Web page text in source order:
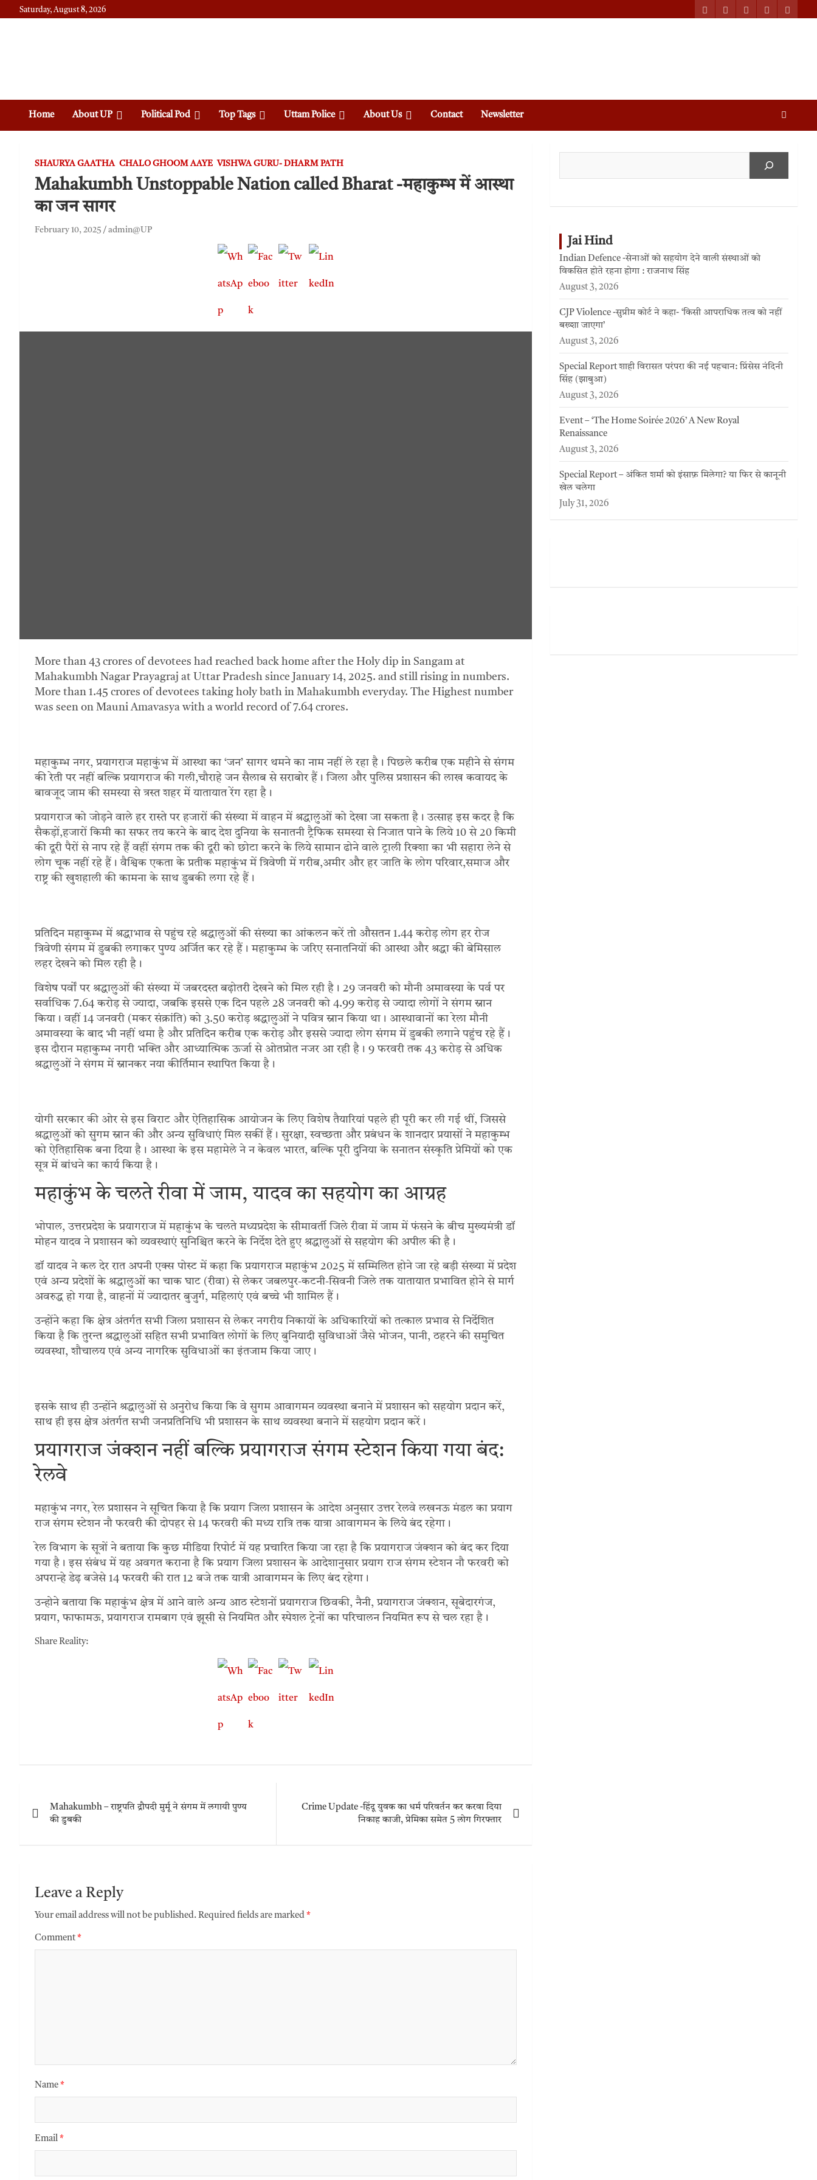
Saturday, August 8, 2026
Home About UP Political Pod Top Tags Uttam Police About Us Contact Newsletter
SHAURYA GAATHA CHALO GHOOM AAYE VISHWA GURU- DHARM PATH
Mahakumbh Unstoppable Nation called Bharat -महाकुम्भ में आस्था
का जन सागर
February 10, 2025 admin@UP
More than 43 crores of devotees had reached back home after the Holy dip in Sangam at
Mahakumbh Nagar Prayagraj at Uttar Pradesh since January 14, 2025. and still rising in numbers.
More than 1.45 crores of devotees taking holy bath in Mahakumbh everyday. The Highest number
was seen on Mauni Amavasya with a world record of 7.64 crores.
महाकुम्भ नगर, प्रयागराज महाकुंभ में आस्था का ‘जन’ सागर थमने का नाम नहीं ले रहा है। पिछले करीब एक महीने से संगम
की रेती पर नहीं बल्कि प्रयागराज की गली,चौराहे जन सैलाब से सराबोर हैं। जिला और पुलिस प्रशासन की लाख कवायद के
बावजूद जाम की समस्या से त्रस्त शहर में यातायात रेंग रहा है।
प्रयागराज को जोड़ने वाले हर रास्ते पर हजारों की संख्या में वाहन में श्रद्धालुओं को देखा जा सकता है। उत्साह इस कदर है कि
सैकड़ों,हजारों किमी का सफर तय करने के बाद देश दुनिया के सनातनी ट्रैफिक समस्या से निजात पाने के लिये 10 से 20 किमी
की दूरी पैरों से नाप रहे हैं वहीं संगम तक की दूरी को छोटा करने के लिये सामान ढोने वाले ट्राली रिक्शा का भी सहारा लेने से
लोग चूक नहीं रहे हैं। वैश्विक एकता के प्रतीक महाकुंभ में त्रिवेणी में गरीब,अमीर और हर जाति के लोग परिवार,समाज और
राष्ट्र की खुशहाली की कामना के साथ डुबकी लगा रहे हैं।
प्रतिदिन महाकुम्भ में श्रद्धाभाव से पहुंच रहे श्रद्धालुओं की संख्या का आंकलन करें तो औसतन 1.44 करोड़ लोग हर रोज
त्रिवेणी संगम में डुबकी लगाकर पुण्य अर्जित कर रहे हैं। महाकुम्भ के जरिए सनातनियों की आस्था और श्रद्धा की बेमिसाल
लहर देखने को मिल रही है।
विशेष पर्वों पर श्रद्धालुओं की संख्या में जबरदस्त बढ़ोतरी देखने को मिल रही है। 29 जनवरी को मौनी अमावस्या के पर्व पर
सर्वाधिक 7.64 करोड़ से ज्यादा, जबकि इससे एक दिन पहले 28 जनवरी को 4.99 करोड़ से ज्यादा लोगों ने संगम स्नान
किया। वहीं 14 जनवरी (मकर संक्रांति) को 3.50 करोड़ श्रद्धालुओं ने पवित्र स्नान किया था। आस्थावानों का रेला मौनी
अमावस्या के बाद भी नहीं थमा है और प्रतिदिन करीब एक करोड़ और इससे ज्यादा लोग संगम में डुबकी लगाने पहुंच रहे हैं।
इस दौरान महाकुम्भ नगरी भक्ति और आध्यात्मिक ऊर्जा से ओतप्रोत नजर आ रही है। 9 फरवरी तक 43 करोड़ से अधिक
श्रद्धालुओं ने संगम में स्नानकर नया कीर्तिमान स्थापित किया है।
योगी सरकार की ओर से इस विराट और ऐतिहासिक आयोजन के लिए विशेष तैयारियां पहले ही पूरी कर ली गई थीं, जिससे
श्रद्धालुओं को सुगम स्नान की और अन्य सुविधाएं मिल सकीं हैं। सुरक्षा, स्वच्छता और प्रबंधन के शानदार प्रयासों ने महाकुम्भ
को ऐतिहासिक बना दिया है। आस्था के इस महामेले ने न केवल भारत, बल्कि पूरी दुनिया के सनातन संस्कृति प्रेमियों को एक
सूत्र में बांधने का कार्य किया है।
महाकुंभ के चलते रीवा में जाम, यादव का सहयोग का आग्रह
भोपाल, उत्तरप्रदेश के प्रयागराज में महाकुंभ के चलते मध्यप्रदेश के सीमावर्ती जिले रीवा में जाम में फंसने के बीच मुख्यमंत्री डॉ
मोहन यादव ने प्रशासन को व्यवस्थाएं सुनिश्चित करने के निर्देश देते हुए श्रद्धालुओं से सहयोग की अपील की है।
डॉ यादव ने कल देर रात अपनी एक्स पोस्ट में कहा कि प्रयागराज महाकुंभ 2025 में सम्मिलित होने जा रहे बड़ी संख्या में प्रदेश
एवं अन्य प्रदेशों के श्रद्धालुओं का चाक घाट (रीवा) से लेकर जबलपुर-कटनी-सिवनी जिले तक यातायात प्रभावित होने से मार्ग
अवरुद्ध हो गया है, वाहनों में ज्यादातर बुजुर्ग, महिलाएं एवं बच्चे भी शामिल हैं।
उन्होंने कहा कि क्षेत्र अंतर्गत सभी जिला प्रशासन से लेकर नगरीय निकायों के अधिकारियों को तत्काल प्रभाव से निर्देशित
किया है कि तुरन्त श्रद्धालुओं सहित सभी प्रभावित लोगों के लिए बुनियादी सुविधाओं जैसे भोजन, पानी, ठहरने की समुचित
व्यवस्था, शौचालय एवं अन्य नागरिक सुविधाओं का इंतजाम किया जाए।
इसके साथ ही उन्होंने श्रद्धालुओं से अनुरोध किया कि वे सुगम आवागमन व्यवस्था बनाने में प्रशासन को सहयोग प्रदान करें,
साथ ही इस क्षेत्र अंतर्गत सभी जनप्रतिनिधि भी प्रशासन के साथ व्यवस्था बनाने में सहयोग प्रदान करें।
प्रयागराज जंक्शन नहीं बल्कि प्रयागराज संगम स्टेशन किया गया बंद:
रेलवे
महाकुंभ नगर, रेल प्रशासन ने सूचित किया है कि प्रयाग जिला प्रशासन के आदेश अनुसार उत्तर रेलवे लखनऊ मंडल का प्रयाग
राज संगम स्टेशन नौ फरवरी की दोपहर से 14 फरवरी की मध्य रात्रि तक यात्रा आवागमन के लिये बंद रहेगा।
रेल विभाग के सूत्रों ने बताया कि कुछ मीडिया रिपोर्ट में यह प्रचारित किया जा रहा है कि प्रयागराज जंक्शन को बंद कर दिया
गया है। इस संबंध में यह अवगत कराना है कि प्रयाग जिला प्रशासन के आदेशानुसार प्रयाग राज संगम स्टेशन नौ फरवरी को
अपरान्हे डेढ़ बजेसे 14 फरवरी की रात 12 बजे तक यात्री आवागमन के लिए बंद रहेगा।
उन्होने बताया कि महाकुंभ क्षेत्र में आने वाले अन्य आठ स्टेशनों प्रयागराज छिवकी, नैनी, प्रयागराज जंक्शन, सूबेदारगंज,
प्रयाग, फाफामऊ, प्रयागराज रामबाग एवं झूसी से नियमित और स्पेशल ट्रेनों का परिचालन नियमित रूप से चल रहा है।
Share Reality:
Mahakumbh – राष्ट्रपति द्रौपदी मुर्मू ने संगम में लगायी पुण्य
की डुबकी
Crime Update -हिंदू युवक का धर्म परिवर्तन कर करवा दिया
निकाह काजी, प्रेमिका समेत 5 लोग गिरफ्तार
Leave a Reply
Your email address will not be published. Required fields are marked *
Comment *
Name *
Email *
Jai Hind
Indian Defence -सेनाओं को सहयोग देने वाली संस्थाओं को
विकसित होते रहना होगा : राजनाथ सिंह
August 3, 2026
CJP Violence -सुप्रीम कोर्ट ने कहा- ‘किसी आपराधिक तत्व को नहीं
बख्शा जाएगा’
August 3, 2026
Special Report शाही विरासत परंपरा की नई पहचान: प्रिंसेस नंदिनी
सिंह (झाबुआ)
August 3, 2026
Event – ‘The Home Soirée 2026’ A New Royal
Renaissance
August 3, 2026
Special Report – अंकित शर्मा को इंसाफ़ मिलेगा? या फिर से कानूनी
खेल चलेगा
July 31, 2026